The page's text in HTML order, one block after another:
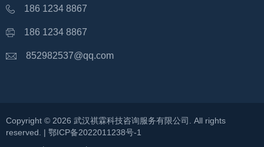
186 1234 8867
186 1234 8867
852982537@qq.com
Copyright © 2026 武汉祺霖科技咨询服务有限公司
. All rights
reserved. | 鄂ICP备2022011238号-1